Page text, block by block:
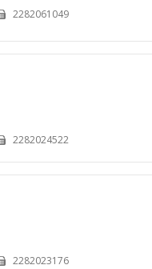
2282061049
2282024522
2282023176